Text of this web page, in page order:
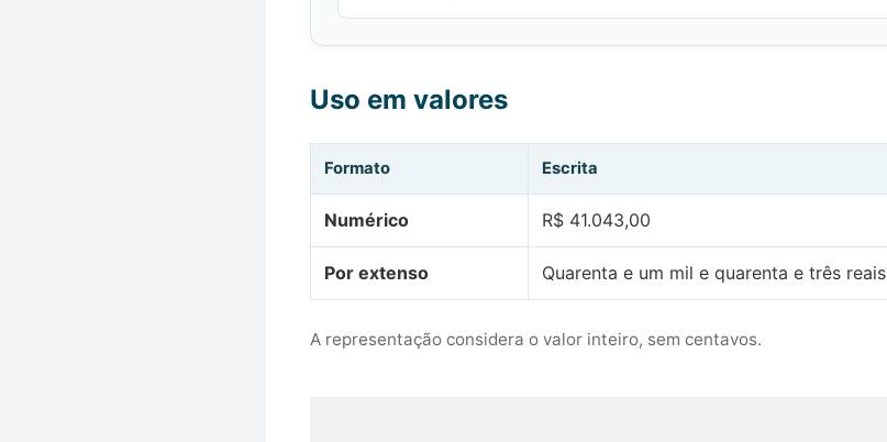
Uso em valores
Formato Escrita
Numérico R$ 41.043,00
Por extenso Quarenta e um mil e quarenta e três reais
A representação considera o valor inteiro, sem centavos.